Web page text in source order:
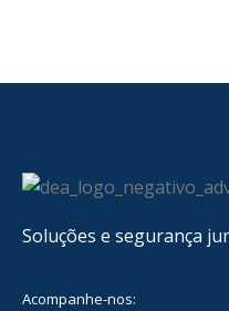
Soluções e segurança
Acompanhe-nos: